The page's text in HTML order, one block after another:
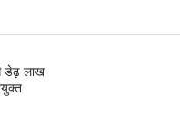
डेढ़ लाख